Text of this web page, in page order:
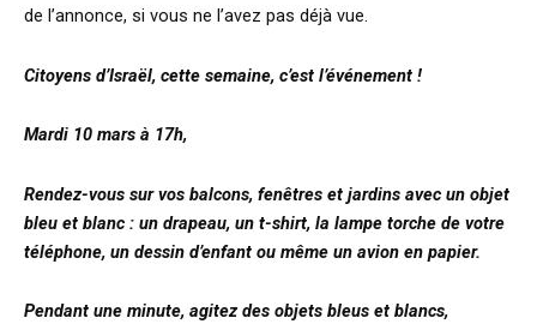
de l’annonce, si vous ne l’avez pas déjà vue.
Citoyens d’Israël, cette semaine, c’est l’événement !
Mardi 10 mars à 17h,
Rendez-vous sur vos balcons, fenêtres et jardins avec un objet
bleu et blanc : un drapeau, un t-shirt, la lampe torche de votre
téléphone, un dessin d’enfant ou même un avion en papier.
Pendant une minute, agitez des objets bleus et blancs,